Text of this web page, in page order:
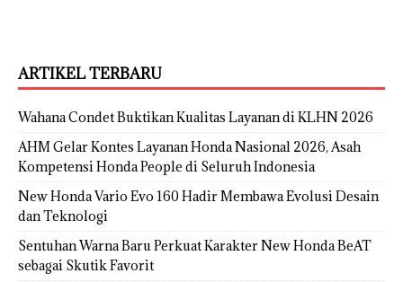
ARTIKEL TERBARU
Wahana Condet Buktikan Kualitas Layanan di KLHN 2026
AHM Gelar Kontes Layanan Honda Nasional 2026, Asah
Kompetensi Honda People di Seluruh Indonesia
New Honda Vario Evo 160 Hadir Membawa Evolusi Desain
dan Teknologi
Sentuhan Warna Baru Perkuat Karakter New Honda BeAT
sebagai Skutik Favorit